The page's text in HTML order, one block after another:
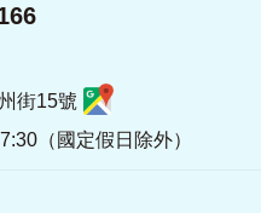
街15號
（國定假日除外）